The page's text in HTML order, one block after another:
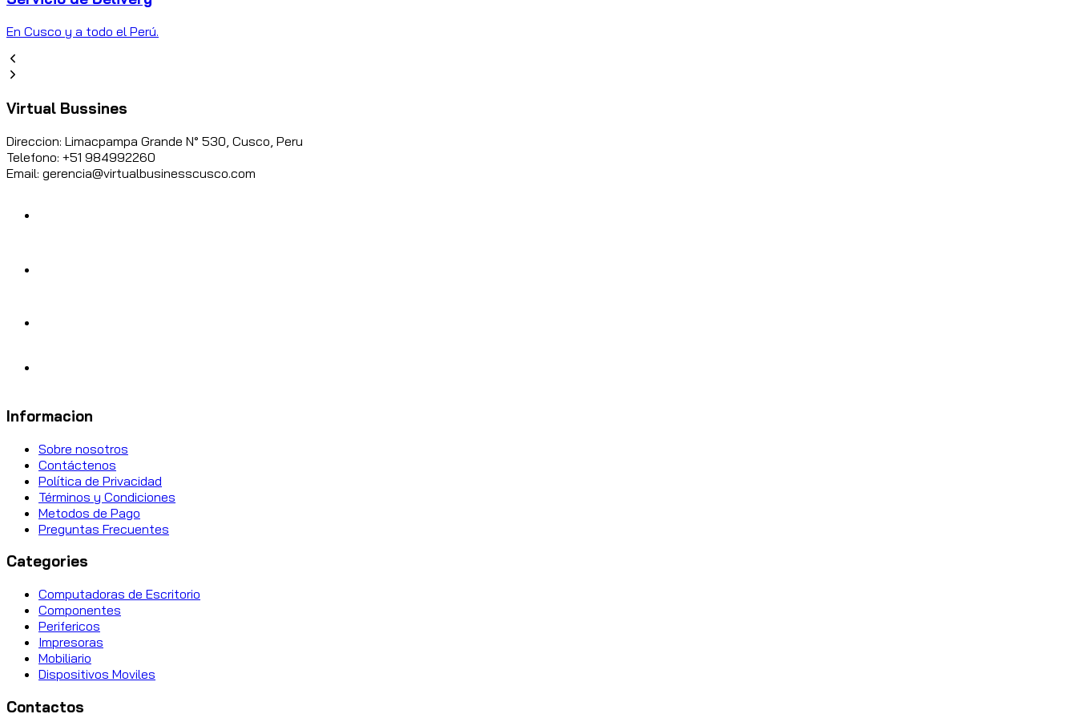
En Cusco y a todo el Perú.
Virtual Bussines
Direccion: Limacpampa Grande N° 530, Cusco, Peru
Telefono: +51 984992260
Email: gerencia@virtualbusinesscusco.com
Informacion
Sobre nosotros
Contáctenos
Política de Privacidad
Términos y Condiciones
Metodos de Pago
Preguntas Frecuentes
Categories
Computadoras de Escritorio
Componentes
Perifericos
Impresoras
Mobiliario
Dispositivos Moviles
Contactos